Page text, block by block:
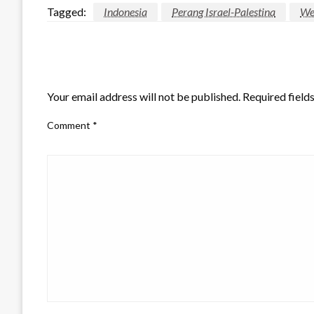
Tagged: Indonesia Perang Israel-Palestina
Your email address will not be published. Required
Comment *